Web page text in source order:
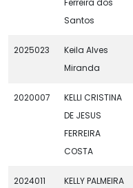
Santos
2025023
Keila Alves
Miranda
2020007
KELLI CRISTINA
DE JESUS
FERREIRA
COSTA
2024011
KELLY PALMEIRA